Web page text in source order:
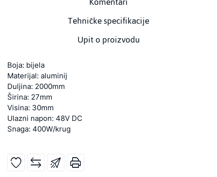
Tehničke specifikacije
Upit o proizvodu
Boja: bijela
Materijal: aluminij
Duljina: 2000mm
Širina: 27mm
Visina: 30mm
Ulazni napon: 48V DC
Snaga: 400W/krug